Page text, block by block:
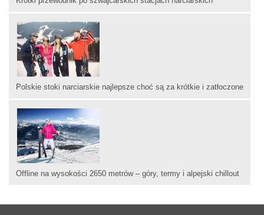
Polskie stoki narciarskie najlepsze choć są za krótkie i zatłoczone
Offline na wysokości 2650 metrów – góry, termy i alpejski chillout